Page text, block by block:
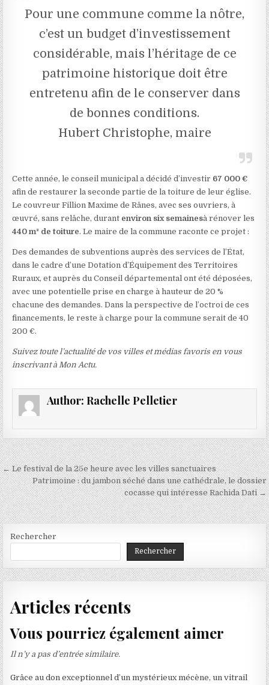
Pour une commune comme la nôtre,
c’est un budget d’investissement
considérable, mais l’héritage de ce
patrimoine historique doit être
entretenu afin de le conserver dans
de bonnes conditions.
Hubert Christophe, maire
Cette année, le conseil municipal a décidé d’investir 67 000 €
afin de restaurer la seconde partie de la toiture de leur église.
Le couvreur Fillion Maxime de Rânes, avec ses ouvriers, à
œuvré, sans relâche, durant environ six semainesà rénover les
440 m² de toiture. Le maire de la commune raconte ce projet :
Des demandes de subventions auprès des services de l’État,
dans le cadre d’une Dotation d’Équipement des Territoires
Ruraux, et auprès du Conseil départemental ont été déposées,
avec une potentielle prise en charge à hauteur de 20 %
chacune des demandes. Dans la perspective de l’octroi de ces
financements, le reste à charge pour la commune serait de 40
200 €.
Suivez toute l’actualité de vos villes et médias favoris en vous
inscrivant à Mon Actu.
Author: Rachelle Pelletier
Navigation
de
l’article
← Le festival de la 25e heure avec les villes sanctuaires
Patrimoine : du jambon séché dans une cathédrale, le dossier
cocasse qui intéresse Rachida Dati →
Rechercher
Rechercher
Articles récents
Vous pourriez également aimer
Il n’y a pas d’entrée similaire.
Grâce au don exceptionnel d’un mystérieux mécène, un vitrail